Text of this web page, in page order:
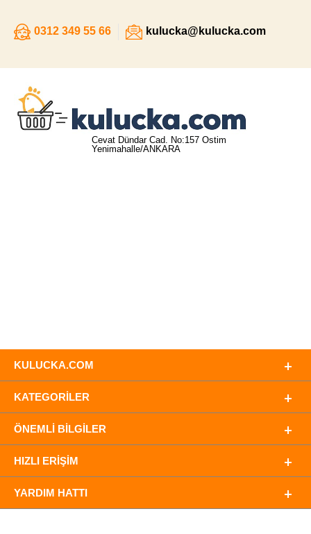
0312 349 55 66 kulucka@kulucka.com
Cevat Dündar Cad. No:157 Ostim
Yenimahalle/ANKARA
KULUCKA.COM
KATEGORILER
ÖNEMLI BILGILER
HIZLI ERIŞIM
YARDIM HATTI